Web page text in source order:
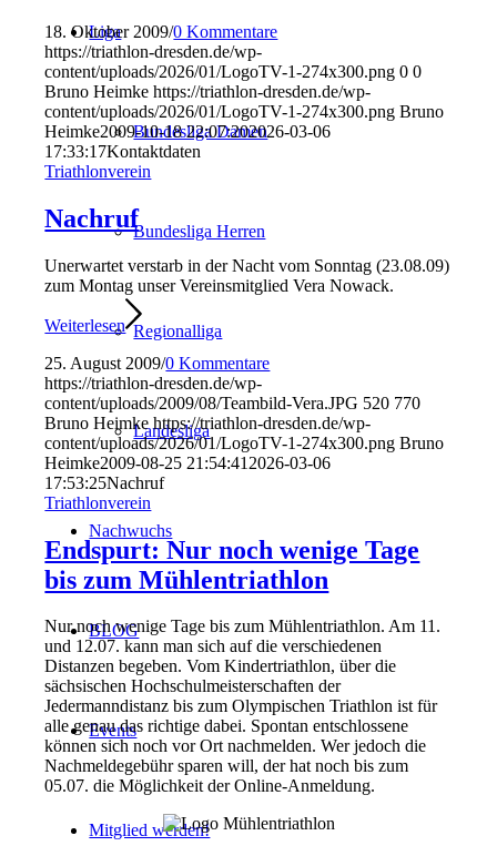
Liga
Bundesliga Damen
Bundesliga Herren
Regionalliga
Landesliga
Nachwuchs
BLOG
Events
Mitglied werden!
18. Oktober 2009/0 Kommentare
https://triathlon-dresden.de/wp-
content/uploads/2026/01/LogoTV-1-274x300.png 0 0
Bruno Heimke https://triathlon-dresden.de/wp-
content/uploads/2026/01/LogoTV-1-274x300.png Bruno
Heimke2009-10-18 22:07:202026-03-06
17:33:17Kontaktdaten
Triathlonverein
Nachruf
Unerwartet verstarb in der Nacht vom Sonntag (23.08.09)
zum Montag unser Vereinsmitglied Vera Nowack.
Weiterlesen
25. August 2009/0 Kommentare
https://triathlon-dresden.de/wp-
content/uploads/2009/08/Teambild-Vera.JPG 520 770
Bruno Heimke https://triathlon-dresden.de/wp-
content/uploads/2026/01/LogoTV-1-274x300.png Bruno
Heimke2009-08-25 21:54:41 2026-03-06
17:53:25Nachruf
Triathlonverein
Endspurt: Nur noch wenige Tage
bis zum Mühlentriathlon
Nur noch wenige Tage bis zum Mühlentriathlon. Am 11.
und 12.07. kann man sich auf die verschiedenen
Distanzen begeben. Vom Kindertriathlon, über die
sächsischen Hochschulmeisterschaften der
Jedermanndistanz bis zum Olympischen Triathlon ist für
alle genau das richtige dabei. Spontan entschlossene
können sich noch vor Ort nachmelden. Wer jedoch die
Nachmeldegebühr sparen will, der hat noch bis zum
05.07. die Möglichkeit der Online-Anmeldung.